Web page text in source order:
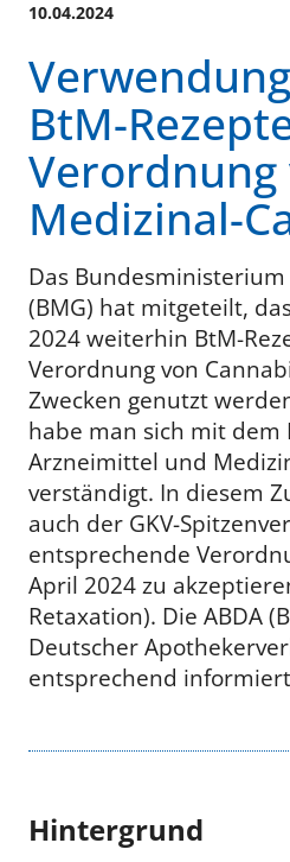
10.04.2024
BtM-
Verordnung
Medizinal-
Das
(BMG) hat mitgeteilt,
2024 weiterhin BtM-
Verordnung von
Zwecken genutzt
habe man sich mit
Arzneimittel und
verständigt. In diesem
auch der GKV-
entsprechende
April 2024 zu
Retaxation). Die ABDA
Deutscher
entsprechend
Hintergrund